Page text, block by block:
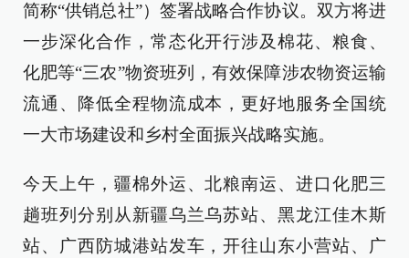
简称“供销总社”）签署战略合作协议。双方将进
一步深化合作，常态化开行涉及棉花、粮食、
化肥等“三农”物资班列，有效保障涉农物资运输
流通、降低全程物流成本，更好地服务全国统
一大市场建设和乡村全面振兴战略实施。
今天上午，疆棉外运、北粮南运、进口化肥三
趟班列分别从新疆乌兰乌苏站、黑龙江佳木斯
站、广西防城港站发车，开往山东小营站、广